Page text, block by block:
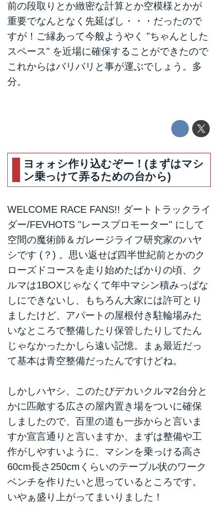
前の段取りとか緻密な計算とか空模様とかが
重要でなんとなく先延ばし・・・だったので
すが！ご縁あって今般ようやく "ちゃんとした
スペース" を近場に確保することができたので
これからはバリバリと事が運ぶでしょう。多
分。
ヨォォシ作り込むぞー！(まずはマシ
ン乗っけて弄るための台から)
WELCOME RACE FANS!! ダートトラックライ
ダー/FEVHOTS "レースプロモーター" にして
空間の魔術師＆ガレージライフ研究家のハヤ
シです (？) 。思い返せば四半世紀前とかのク
ローズドコースを走り始めたばかりの頃、ク
ルマは1BOXじゃなくて年中マシン積みっぱな
しにできないし、もちろん大家には許可とり
ましたけど、アパートの屋根付き駐輪場みた
いなところで整備したり保管したりしてたん
じゃなかったかしら遠い記憶。まぁ最近だっ
て基本は青空整備だったんですけどね。
しかしハヤシ、このたびデカいクルマ2台分と
かに匹敵する広さの屋内置き場をついに確保
しましたので、百里の道も一歩からと言いま
すか宣言通りと言いますか、まずは整備や工
作がしやすいように、マシンを乗っける高さ
60cm長さ250cmくらいのテーブル状のワーク
ベンチを作りたいと思っているところです。
いやぁ盛り上がってまいりました！